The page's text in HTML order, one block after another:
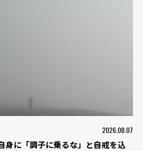
2026.08.07
身に「調子に乗るな」と自戒を込